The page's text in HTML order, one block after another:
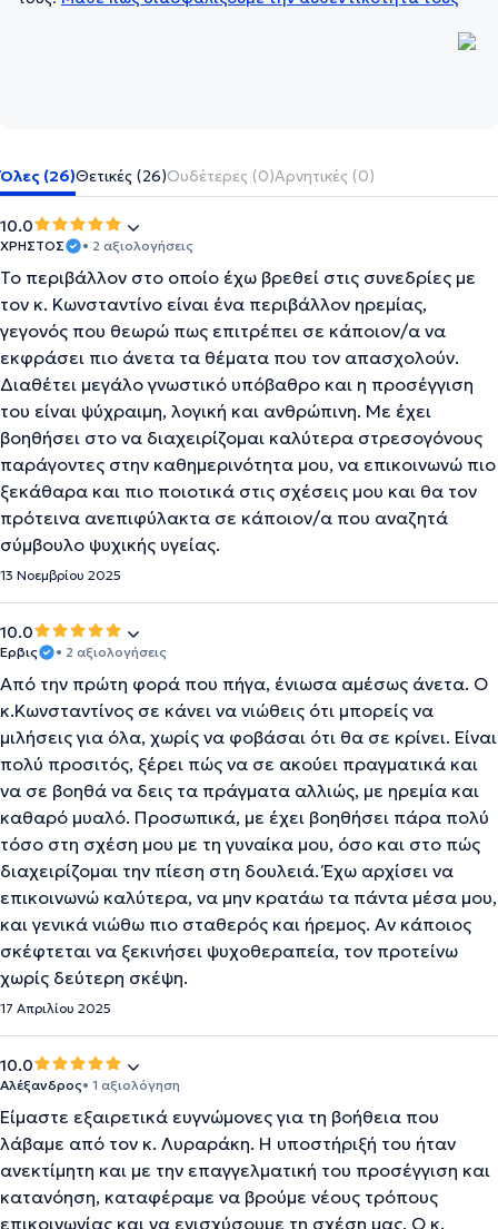
Όλες (26)Θετικές (26)Ουδέτερες (0)Αρνητικές (0)
10.0
ΧΡΗΣΤΟΣ • 2 αξιολογήσεις
Το περιβάλλον στο οποίο έχω βρεθεί στις συνεδρίες με
τον κ. Κωνσταντίνο είναι ένα περιβάλλον ηρεμίας,
γεγονός που θεωρώ πως επιτρέπει σε κάποιον/α να
εκφράσει πιο άνετα τα θέματα που τον απασχολούν.
Διαθέτει μεγάλο γνωστικό υπόβαθρο και η προσέγγιση
του είναι ψύχραιμη, λογική και ανθρώπινη. Με έχει
βοηθήσει στο να διαχειρίζομαι καλύτερα στρεσογόνους
παράγοντες στην καθημερινότητα μου, να επικοινωνώ πιο
ξεκάθαρα και πιο ποιοτικά στις σχέσεις μου και θα τον
πρότεινα ανεπιφύλακτα σε κάποιον/α που αναζητά
σύμβουλο ψυχικής υγείας.
13 Νοεμβρίου 2025
10.0
Έρβις • 2 αξιολογήσεις
Από την πρώτη φορά που πήγα, ένιωσα αμέσως άνετα. Ο
κ.Κωνσταντίνος σε κάνει να νιώθεις ότι μπορείς να
μιλήσεις για όλα, χωρίς να φοβάσαι ότι θα σε κρίνει. Είναι
πολύ προσιτός, ξέρει πώς να σε ακούει πραγματικά και
να σε βοηθά να δεις τα πράγματα αλλιώς, με ηρεμία και
καθαρό μυαλό. Προσωπικά, με έχει βοηθήσει πάρα πολύ
τόσο στη σχέση μου με τη γυναίκα μου, όσο και στο πώς
διαχειρίζομαι την πίεση στη δουλειά. Έχω αρχίσει να
επικοινωνώ καλύτερα, να μην κρατάω τα πάντα μέσα μου,
και γενικά νιώθω πιο σταθερός και ήρεμος. Αν κάποιος
σκέφτεται να ξεκινήσει ψυχοθεραπεία, τον προτείνω
χωρίς δεύτερη σκέψη.
17 Απριλίου 2025
10.0
Αλέξανδρος• 1 αξιολόγηση
Είμαστε εξαιρετικά ευγνώμονες για τη βοήθεια που
λάβαμε από τον κ. Λυραράκη. Η υποστήριξή του ήταν
ανεκτίμητη και με την επαγγελματική του προσέγγιση και
κατανόηση, καταφέραμε να βρούμε νέους τρόπους
επικοινωνίας και να ενισχύσουμε τη σχέση μας. Ο κ.